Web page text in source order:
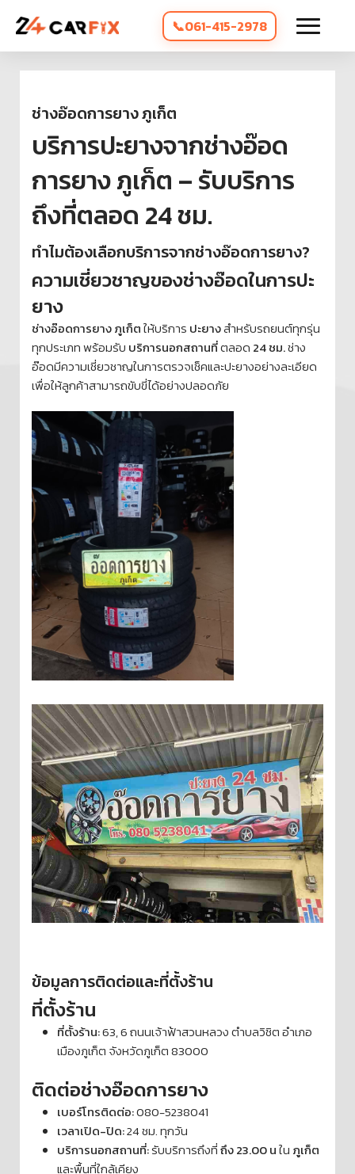
061-415-2978
ช่างอ๊อดการยาง ภูเก็ต
บริการปะยางจากช่างอ๊อด
การยาง ภูเก็ต – รับบริการ
ถึงที่ตลอด 24 ชม.
ทำไมต้องเลือกบริการจากช่างอ๊อดการยาง?
ความเชี่ยวชาญของช่างอ๊อดในการปะ
ยาง
ช่างอ๊อดการยาง ภูเก็ตให้บริการ ปะยางสำหรับรถยนต์ทุกรุ่น
ทุกประเภท พร้อมรับ บริการนอกสถานที่ตลอด 24 ชม.ช่าง
อ๊อดมีความเชี่ยวชาญในการตรวจเช็คและปะยางอย่างละเอียด
เพื่อให้ลูกค้าสามารถขับขี่ได้อย่างปลอดภัย
ข้อมูลการติดต่อและที่ตั้งร้าน
ที่ตั้งร้าน
ที่ตั้งร้าน:63, 6 ถนนเจ้าฟ้าสวนหลวง ตำบลวิชิต อำเภอ
เมืองภูเก็ต จังหวัดภูเก็ต 83000
ติดต่อช่างอ๊อดการยาง
เบอร์โทรติดต่อ:080-5238041
เวลาเปิด-ปิด:24 ชม. ทุกวัน
บริการนอกสถานที่:รับบริการถึงที่ถึง 23.00 นใน ภูเก็ต
และพื้นที่ใกล้เคียง